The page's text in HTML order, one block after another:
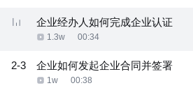
企业经办人如何完成企业认证
1.3w 00:34
2-3 企业如何发起企业合同并签署
1w 00:38